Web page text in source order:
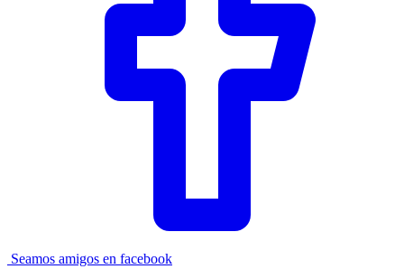
Seamos amigos en facebook